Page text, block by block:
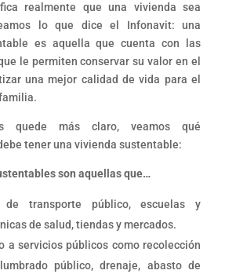
realmente que una vivienda sea
lo que dice el Infonavit: una
es aquella que cuenta con las
le permiten conservar su valor en el
una mejor calidad de vida para el
quede más claro, veamos qué
tener una vivienda sustentable:
son aquellas que…
de transporte público, escuelas y
de salud, tiendas y mercados.
a servicios públicos como recolección
público, drenaje, abasto de